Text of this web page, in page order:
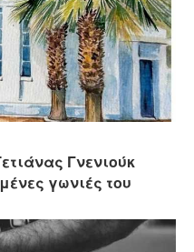
Γνενιούκ
γωνιές του